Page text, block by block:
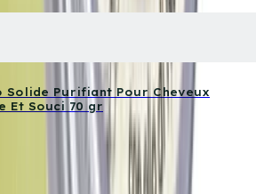
Solide Purifiant Pour Cheveux
Et Souci 70 gr